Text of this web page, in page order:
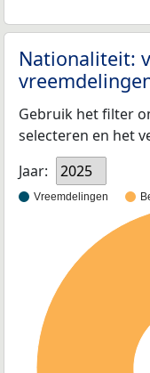
Nationaliteit:
Gebruik het filter
selecteren en het
Jaar:
2025
Vreemdelingen